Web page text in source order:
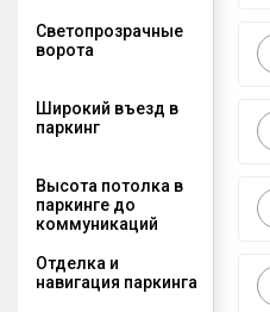
Светопрозрачные
ворота
Широкий въезд в
паркинг
Высота потолка в
паркинге до
коммуникаций
Отделка и
навигация паркинга